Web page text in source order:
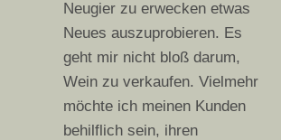
Neugier zu erwecken etwas
Neues auszuprobieren. Es
geht mir nicht bloß darum,
Wein zu verkaufen. Vielmehr
möchte ich meinen Kunden
behilflich sein, ihren